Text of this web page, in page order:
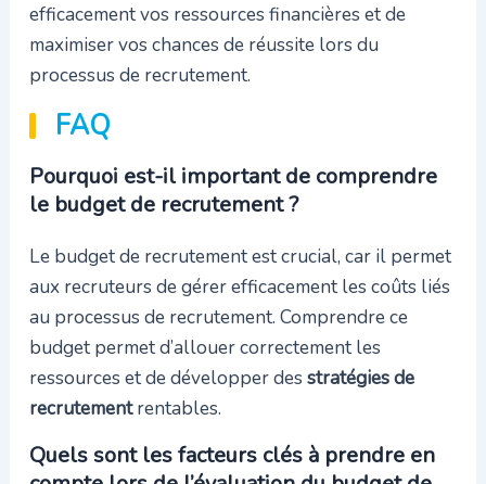
efficacement vos ressources financières et de
maximiser vos chances de réussite lors du
processus de recrutement.
FAQ
Pourquoi est-il important de comprendre
le budget de recrutement ?
Le budget de recrutement est crucial, car il permet
aux recruteurs de gérer efficacement les coûts liés
au processus de recrutement. Comprendre ce
budget permet d’allouer correctement les
ressources et de développer des stratégies de
recrutementrentables.
Quels sont les facteurs clés à prendre en